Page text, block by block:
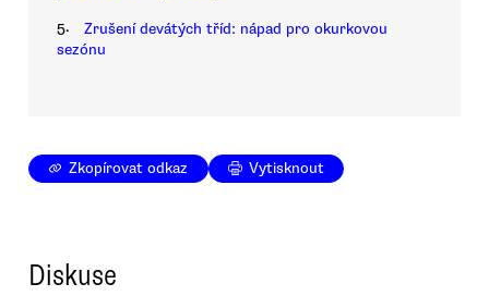
5.
Zrušení devátých tříd: nápad pro okurkovou
sezónu
Zkopírovat odkaz Vytisknout
Diskuse